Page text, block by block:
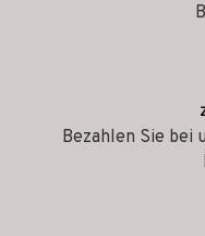
Bezahlen Sie bei